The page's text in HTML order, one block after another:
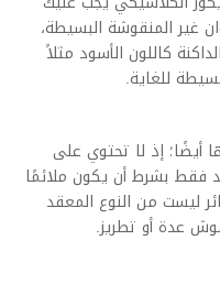
غير المنقوشة البسيطة،
كاللون الأسود مثلاً
للغاية.
أيضًا؛ إذ لا تحتوي على
فقط بشرط أن يكون ملائمًا
ليست من النوع المعقد
عدة أو تطريز.